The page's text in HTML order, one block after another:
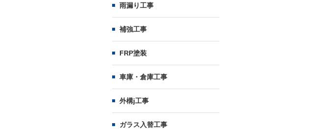
雨漏り工事
補強工事
FRP塗装
車庫・倉庫工事
外構j工事
ガラス入替工事